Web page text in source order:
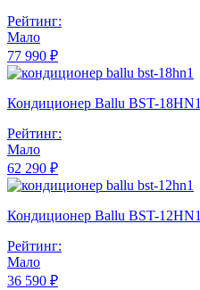
Рейтинг:
Мало
77 990 ₽
Кондиционер Ballu BST-18HN1
Рейтинг:
Мало
62 290 ₽
Кондиционер Ballu BST-12HN1
Рейтинг:
Мало
36 590 ₽